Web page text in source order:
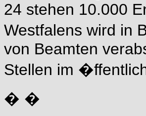
24 stehen 10.000
Westfalens wird in
von Beamten
Stellen im
� �